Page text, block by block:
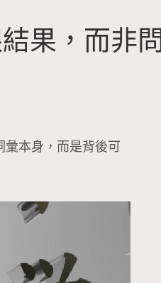
果，而非問
本身，而是背後可